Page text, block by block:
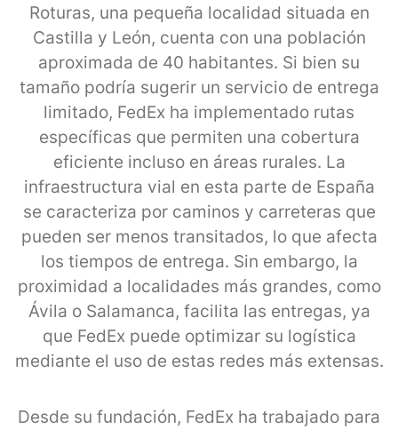
Roturas, una pequeña localidad situada en
Castilla y León, cuenta con una población
aproximada de 40 habitantes. Si bien su
tamaño podría sugerir un servicio de entrega
limitado, FedEx ha implementado rutas
específicas que permiten una cobertura
eficiente incluso en áreas rurales. La
infraestructura vial en esta parte de España
se caracteriza por caminos y carreteras que
pueden ser menos transitados, lo que afecta
los tiempos de entrega. Sin embargo, la
proximidad a localidades más grandes, como
Ávila o Salamanca, facilita las entregas, ya
que FedEx puede optimizar su logística
mediante el uso de estas redes más extensas.
Desde su fundación, FedEx ha trabajado para